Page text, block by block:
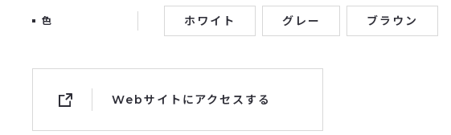
色 ホワイト グレー ブラウン
Webサイトにアクセスする